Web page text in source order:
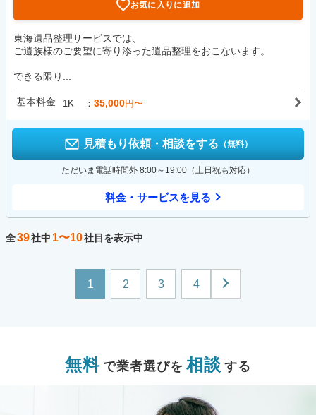
お気に入りに追加
東海遺品整理サービスでは、
ご遺族様のご要望に寄り添った遺品整理をおこないます。
できる限り...
基本料金 1K 35,000円〜
見積もり依頼・相談をする （無料）
ただいま電話時間外 8:00～19:00（土日祝も対応）
料金・サービスを見る
全39社中 1〜10社目を表示中
1 2 3 4
無料 で業者選びを 相談 する